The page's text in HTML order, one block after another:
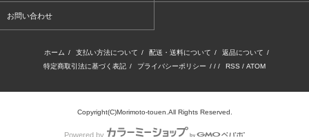
お問い合わせ
ホーム / 支払い方法について / 配送・送料について / 返品について /
特定商取引法に基づく表記 / プライバシーポリシー / / / RSS / ATOM
Copyright(C)Morimoto-touen.All Rights Reserved.
Powered by